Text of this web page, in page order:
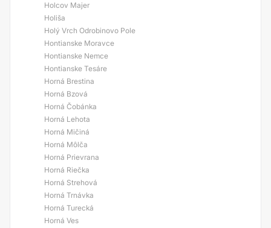
Holcov Majer
Holiša
Holý Vrch Odrobinovo Pole
Hontianske Moravce
Hontianske Nemce
Hontianske Tesáre
Horná Brestina
Horná Bzová
Horná Čobánka
Horná Lehota
Horná Mičiná
Horná Môlča
Horná Prievrana
Horná Riečka
Horná Strehová
Horná Trnávka
Horná Turecká
Horná Ves